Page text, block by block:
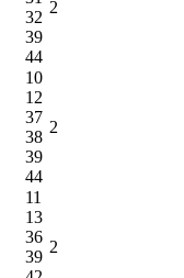
32
39
44
2
10
12
37
38
39
44
2
11
13
36
39
2